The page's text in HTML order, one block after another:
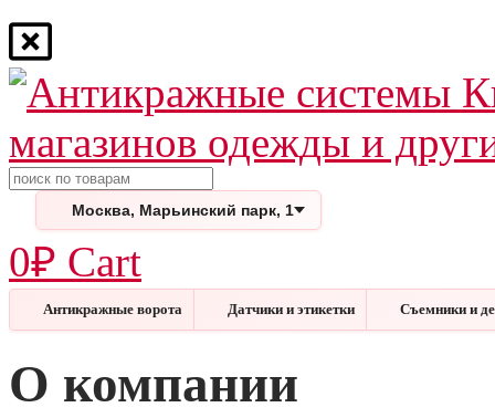
Поиск
Москва, Марьинский парк, 1
0₽ Cart
Антикражные ворота Датчики и этикетки Съемники и
О компании